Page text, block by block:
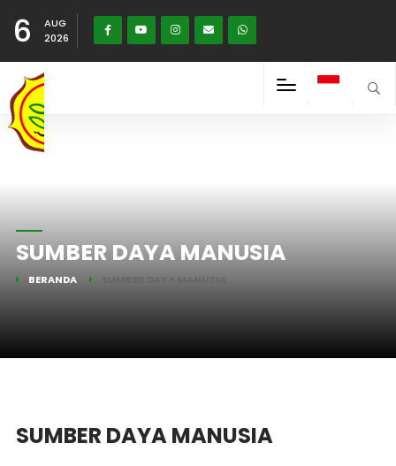
6
AUG
2026
SUMBER DAYA MANUSIA
BERANDA
SUMBER DAYA MANUSIA